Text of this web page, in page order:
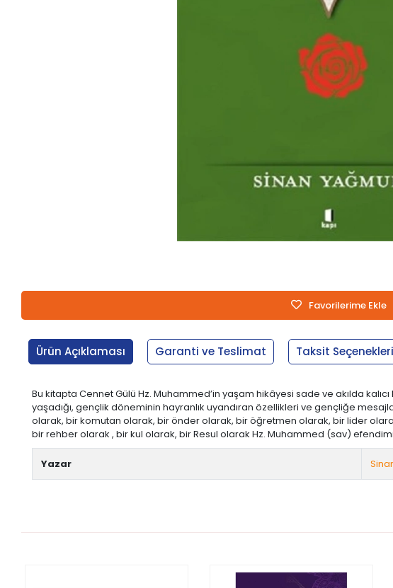
Favorilerime Ekle
Ürün Açıklaması Garanti ve Teslimat Taksit Seçenekleri
Bu kitapta Cennet Gülü Hz. Muhammed’in yaşam hikâyesi sade ve akılda
yaşadığı, gençlik döneminin hayranlık uyandıran özellikleri ve gençliğe
olarak, bir komutan olarak, bir önder olarak, bir öğretmen olarak, bir lider
bir rehber olarak , bir kul olarak, bir Resul olarak Hz. Muhammed (sav)
Yazar